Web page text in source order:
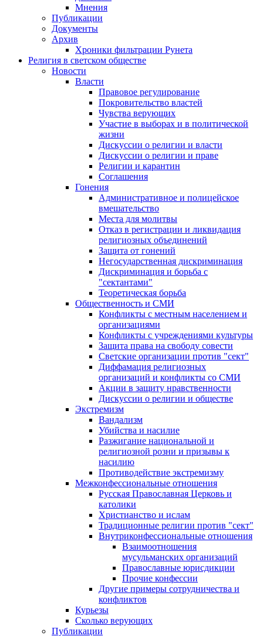
Мнения
Публикации
Документы
Архив
Хроники фильтрации Рунета
Религия в светском обществе
Новости
Власти
Правовое регулирование
Покровительство властей
Чувства верующих
Участие в выборах и в политической
жизни
Дискуссии о религии и власти
Дискуссии о религии и праве
Религии и карантин
Соглашения
Гонения
Административное и полицейское
вмешательство
Места для молитвы
Отказ в регистрации и ликвидация
религиозных объединений
Защита от гонений
Негосударственная дискриминация
Дискриминация и борьба с
"сектантами"
Теоретическая борьба
Общественность и СМИ
Конфликты с местным населением и
организациями
Конфликты с учреждениями культуры
Защита права на свободу совести
Светские организации против "сект"
Диффамация религиозных
организаций и конфликты со СМИ
Акции в защиту нравственности
Дискуссии о религии и обществе
Экстремизм
Вандализм
Убийства и насилие
Разжигание национальной и
религиозной розни и призывы к
насилию
Противодействие экстремизму
Межконфессиональные отношения
Русская Православная Церковь и
католики
Христианство и ислам
Традиционные религии против "сект"
Внутриконфессиональные отношения
Взаимоотношения
мусульманских организаций
Православные юрисдикции
Прочие конфессии
Другие примеры сотрудничества и
конфликтов
Курьезы
Сколько верующих
Публикации